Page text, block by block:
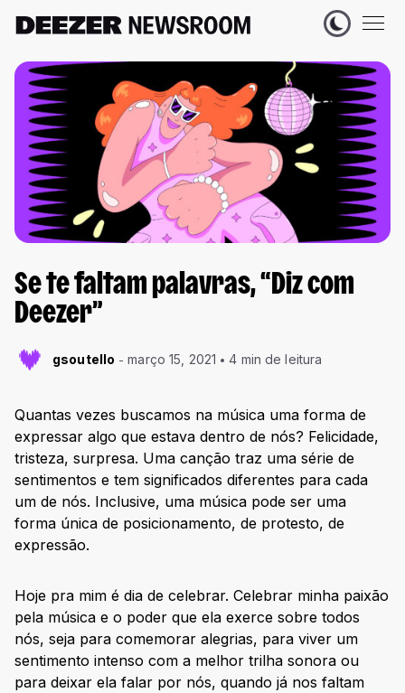
Se te faltam palavras, “Diz com
Deezer”
gsoutello março 15, 2021 4 min de leitura
Quantas vezes buscamos na música uma forma de
expressar algo que estava dentro de nós? Felicidade,
tristeza, surpresa. Uma canção traz uma série de
sentimentos e tem significados diferentes para cada
um de nós. Inclusive, uma música pode ser uma
forma única de posicionamento, de protesto, de
expressão.
Hoje pra mim é dia de celebrar. Celebrar minha paixão
pela música e o poder que ela exerce sobre todos
nós, seja para comemorar alegrias, para viver um
sentimento intenso com a melhor trilha sonora ou
para deixar ela falar por nós, quando já nos faltam